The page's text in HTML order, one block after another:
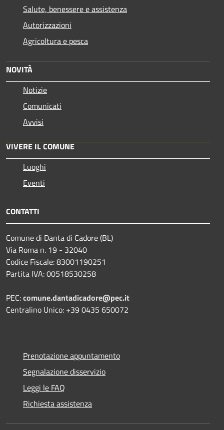
Salute, benessere e assistenza
Autorizzazioni
Agricoltura e pesca
NOVITÀ
Notizie
Comunicati
Avvisi
VIVERE IL COMUNE
Luoghi
Eventi
CONTATTI
Comune di Danta di Cadore (BL)
Via Roma n. 19 - 32040
Codice Fiscale: 83001190251
Partita IVA: 00518530258
PEC:comune.dantadicadore@pec.it
Centralino Unico: +39 0435 650072
Prenotazione appuntamento
Segnalazione disservizio
Leggi le FAQ
Richiesta assistenza